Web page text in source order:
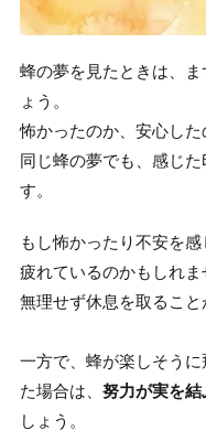
蜂の夢を見たときは、ま
ょう。
怖かったのか、安心し
同じ蜂の夢でも、感じ
す。
もし怖かったり不安を
疲れているのかもしれま
無理せず休息を取ること
一方で、蜂が楽しそう
た場合は、努力が実を結
しょう。